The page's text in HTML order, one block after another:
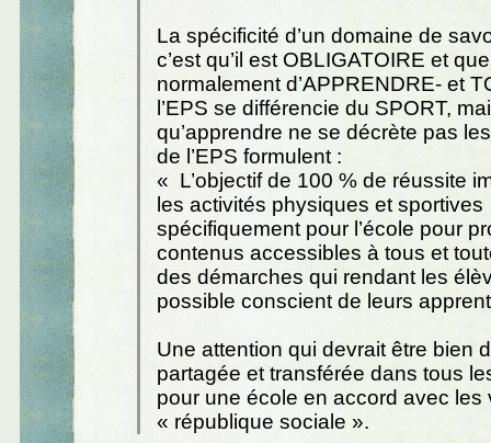
La spécificité d’un domaine de
c’est qu’il est OBLIGATOIRE et
normalement d’APPRENDRE- et
l’EPS se différencie du SPORT,
qu’apprendre ne se décrète pas
de l’EPS formulent :
« L’objectif de 100 % de réussite
les activités physiques et sportives
spécifiquement pour l’école pour
contenus accessibles à tous et
des démarches qui rendant les
possible conscient de leurs
Une attention qui devrait être bien
partagée et transférée dans tous
pour une école en accord avec les
« république sociale ».